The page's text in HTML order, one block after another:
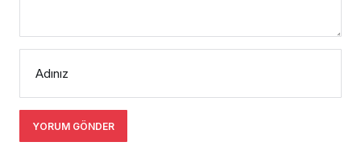
Adınız
YORUM GÖNDER